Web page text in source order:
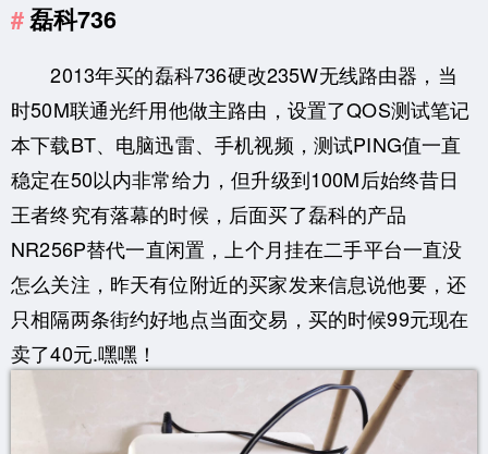
磊科736
2013年买的磊科736硬改235W无线路由器，当
时50M联通光纤用他做主路由，设置了QOS测试笔记
本下载BT、电脑迅雷、手机视频，测试PING值一直
稳定在50以内非常给力，但升级到100M后始终昔日
王者终究有落幕的时候，后面买了磊科的产品
NR256P替代一直闲置，上个月挂在二手平台一直没
怎么关注，昨天有位附近的买家发来信息说他要，还
只相隔两条街约好地点当面交易，买的时候99元现在
卖了40元.嘿嘿！